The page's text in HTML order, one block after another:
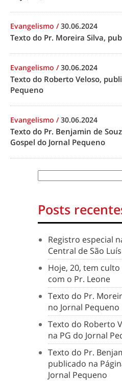
Evangelismo /30.06.2024
Texto do Pr. Moreira Silva,
Evangelismo /30.06.2024
Texto do Roberto Veloso,
Pequeno
Evangelismo /30.06.2024
Texto do Pr. Benjamin de
Gospel do Jornal Pequeno
Posts
Registro especial
Central de São Luís
Hoje, 20, tem culto
com o Pr. Leone
Texto do Pr.
no Jornal Pequeno
Texto do Roberto
na PG do Jornal
Texto do Pr.
publicado na
Jornal Pequeno